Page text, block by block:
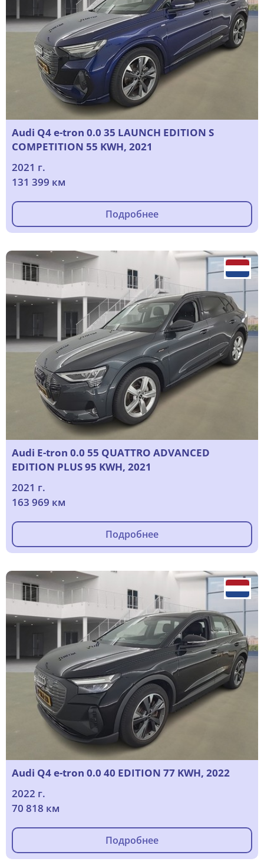
Audi Q4 e-tron 0.0 35 LAUNCH EDITION S
COMPETITION 55 KWH, 2021
2021 г.
131 399 км
Подробнее
Audi E-tron 0.0 55 QUATTRO ADVANCED
EDITION PLUS 95 KWH, 2021
2021 г.
163 969 км
Подробнее
Audi Q4 e-tron 0.0 40 EDITION 77 KWH, 2022
2022 г.
70 818 км
Подробнее